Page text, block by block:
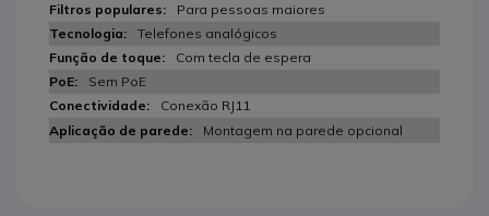
Para pessoas maiores
Telefones analógicos
Com tecla de espera
Sem PoE
Conexão RJ11
Montagem na parede opcional